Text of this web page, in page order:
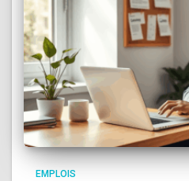
EMPLOIS